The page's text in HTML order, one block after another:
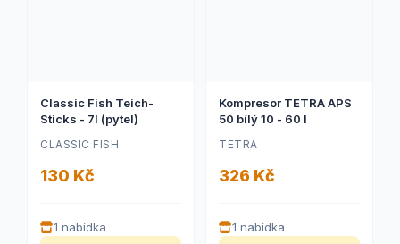
Classic Fish Teich-
Sticks - 7l (pytel)
CLASSIC FISH
130 Kč
1 nabídka
Kompresor TETRA APS
50 bílý 10 - 60 l
TETRA
326 Kč
1 nabídka